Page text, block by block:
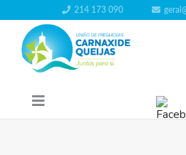
214 173 090